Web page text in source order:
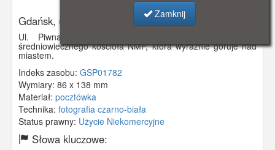
Gdańsk, ul. Piwna, Danzig Jopengasse
Ul. Piwna na Głównym Mieście z widoczną wieżą
średniowiecznego kościoła NMP, która wyraźnie góruje nad
miastem.
Indeks zasobu: GSP01782
Wymiary: 86 x 138 mm
Materiał: pocztówka
Technika: fotografia czarno-biała
Status prawny: Użycie Niekomercyjne
Słowa kluczowe:
Zamknij